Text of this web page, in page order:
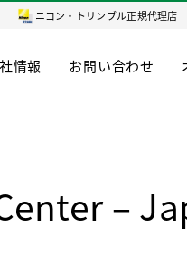
ニコン・トリンブル正規代理店
情報 お問い合わせ
–